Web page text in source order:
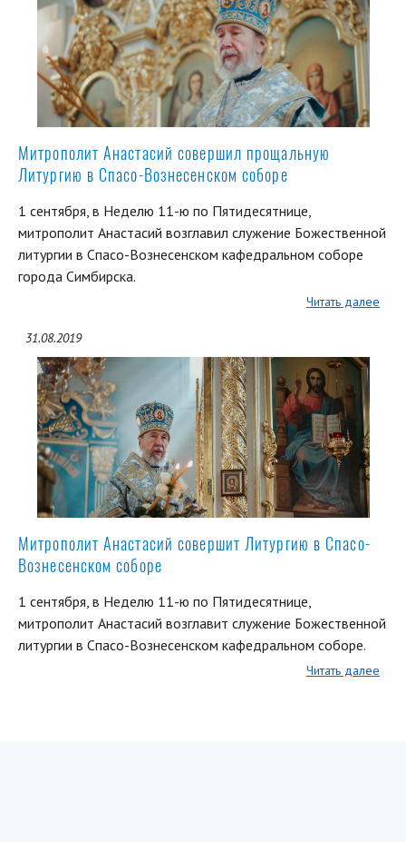
Митрополит Анастасий совершил прощальную
Литургию в Спасо-Вознесенском соборе
1 сентября, в Неделю 11-ю по Пятидесятнице,
митрополит Анастасий возглавил служение Божественной
литургии в Спасо-Вознесенском кафедральном соборе
города Симбирска.
Читать далее
31.08.2019
Митрополит Анастасий совершит Литургию в Спасо-
Вознесенском соборе
1 сентября, в Неделю 11-ю по Пятидесятнице,
митрополит Анастасий возглавит служение Божественной
литургии в Спасо-Вознесенском кафедральном соборе.
Читать далее